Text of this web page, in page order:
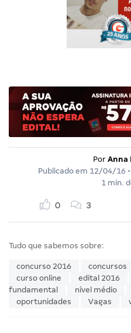
Por Anna
Publicado em 12/04/16
1 min.
0 3
Tudo que sabemos sobre:
concurso 2016 concursos
curso online
edital 2016
fundamental
nível médio
oportunidades
Vagas